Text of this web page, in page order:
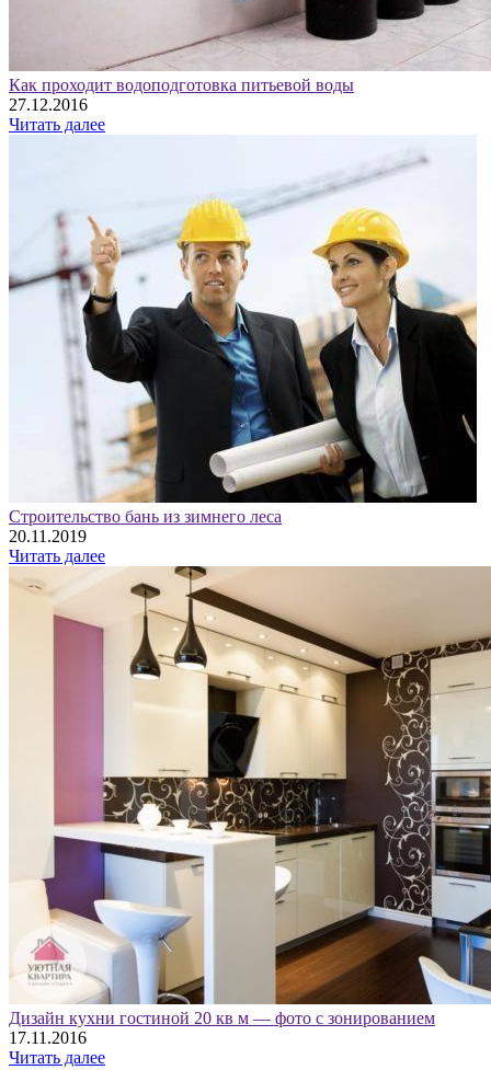
Как проходит водоподготовка питьевой воды
27.12.2016
Читать далее
Строительство бань из зимнего леса
20.11.2019
Читать далее
Дизайн кухни гостиной 20 кв м — фото с зонированием
17.11.2016
Читать далее